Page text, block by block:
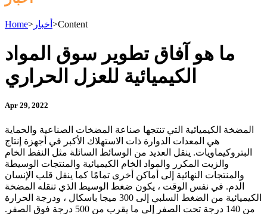
Home> أخبار >Content
ما هو آفاق تطوير سوق المواد
الكيميائية للعزل الحراري
Apr 29, 2022
المضخة الكيميائية التي تنتجها صناعة المضخات الصناعية والحماية
هي المعدات الدوارة ذات الاستهلاك الأكبر في أجهزة إنتاج
البتروكيماويات. ينقل العديد من الوسائط السائلة مثل النفط الخام
والزيت المكرر والمواد الخام الكيميائية والمنتجات الوسيطة
والمنتجات النهائية إلى أماكن أخرى تمامًا كما ينقل قلب الإنسان
الدم. في نفس الوقت ، يكون ضغط الوسيط الذي تنقله المضخة
الكيميائية من الضغط السلبي إلى 300 ميجا باسكال ، ودرجة الحرارة
من 140 درجة تحت الصفر إلى ما يقرب من 500 درجة فوق الصفر.